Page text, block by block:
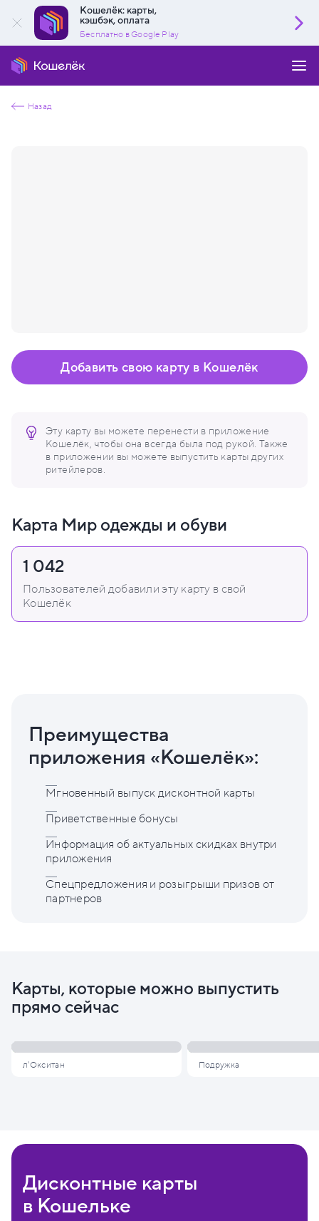
Кошелёк: карты,
кэшбэк, оплата
Бесплатно в Google Play
Назад
Эту карту вы можете перенести в приложение
Кошелёк, чтобы она всегда была под рукой. Также
в приложении вы можете выпустить карты других
ритейлеров.
Добавить свою карту в Кошелёк
Карта Мир одежды и обуви
1 042
Пользователей добавили эту карту в свой
Кошелёк
Преимущества
приложения «Кошелёк»:
Мгновенный выпуск дисконтной карты
Приветственные бонусы
Информация об актуальных скидках внутри
приложения
Спецпредложения и розыгрыши призов от
партнеров
Карты, которые можно выпустить
прямо сейчас
л'Окситан Подружка
Дисконтные карты
в Кошельке